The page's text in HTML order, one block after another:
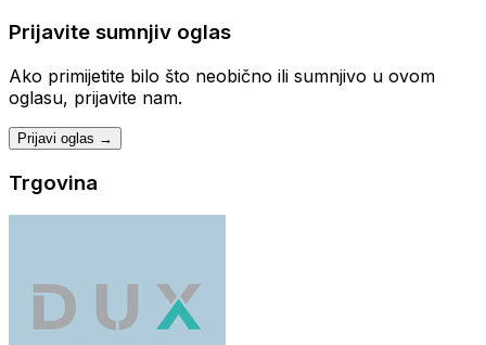
Prijavite sumnjiv oglas
Ako primijetite bilo što neobično ili sumnjivo u ovom
oglasu, prijavite nam.
Prijavi oglas →
Trgovina